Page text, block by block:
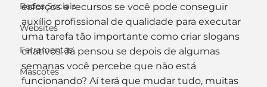
Redes Sociais
Websites
Ferramentas
Mascotes
esforços e recursos se você pode conseguir
auxílio profissional de qualidade para executar
uma tarefa tão importante como criar slogans
criativos. Já pensou se depois de algumas
semanas você percebe que não está
funcionando? Aí terá que mudar tudo, muitas